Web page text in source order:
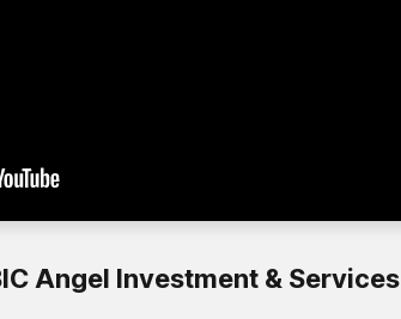
Angel Investment & Services